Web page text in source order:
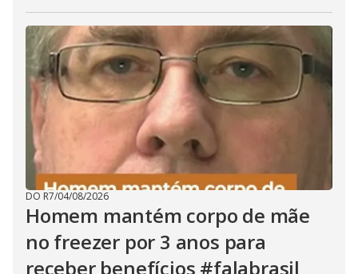
DO R7/04/08/2026
Homem mantém corpo de mãe
no freezer por 3 anos para
receber benefícios #falabrasil